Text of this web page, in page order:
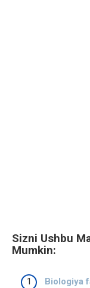
Sizni Ushbu
Mumkin:
Biologiya